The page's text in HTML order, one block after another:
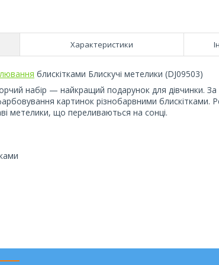
Характеристики
блискітками Блискучі метелики (DJ09503)
набір — найкращий подарунок для дівчинки.
картинок різнобарвними блискітками.
метелики, що переливаються на сонці.